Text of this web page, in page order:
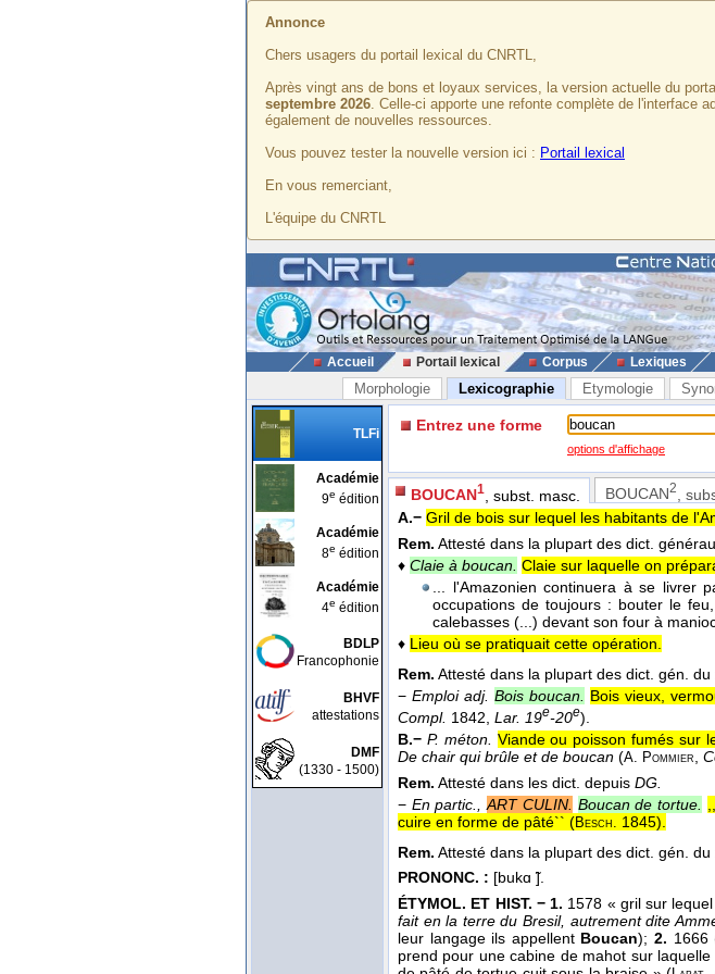
Annonce
Chers usagers du portail lexical du CNRTL,
Après vingt ans de bons et loyaux services, la version actuelle du
septembre 2026. Celle-ci apporte une refonte complète de l'interface
également de nouvelles ressources.
Vous pouvez tester la nouvelle version ici : Portail lexical
En vous remerciant,
L'équipe du CNRTL
Accueil Portail lexical Corpus Lexiques
Morphologie Lexicographie Etymologie
TLFi
Académie
9e édition
Académie
8e édition
Académie
4e édition
BDLP
Francophonie
BHVF
attestations
DMF
(1330 - 1500)
Entrez une forme
options d'affichage
BOUCAN1 , subst. masc. BOUCAN2
,
A.− Gril de bois sur lequel les habitants de
Rem. Attesté dans la plupart des dict.
♦ Claie à boucan. Claie sur laquelle on
... l'Amazonien continuera à se livrer
occupations de toujours : bouter le
calebasses (...) devant son four à
♦ Lieu où se pratiquait cette opération.
Rem. Attesté dans la plupart des dict. gén. du
−Emploi adj. Bois boucan. Bois vieux,
Compl. 1842, Lar. 19e-20e).
B.− P. méton. Viande ou poisson fumés sur
De chair qui brûle et de boucan (A. Pommier
Rem. Attesté dans les dict. depuis DG.
− En partic., ART CULIN. Boucan de tortue.
cuire en forme de pâté`` (Besch. 1845).
Rem. Attesté dans la plupart des dict. gén. du
PRONONC. : [bukɑ ̃].
ÉTYMOL. ET HIST. − 1. 1578 « gril sur
fait en la terre du Bresil, autrement dite
leur langage ils appellent Boucan);2. 1666
prend pour une cabine de mahot sur